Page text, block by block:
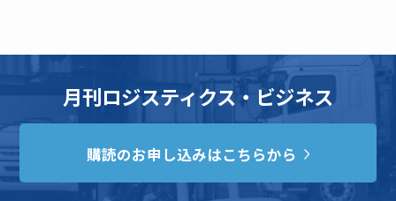
月刊ロジスティクス・ビジネス
購読のお申し込みはこちらから